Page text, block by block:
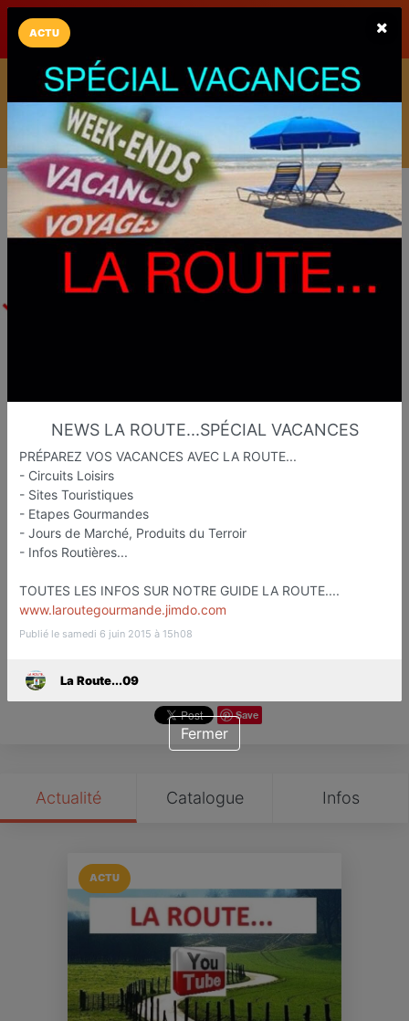
LaCarte Play Store
Installez l'App LaCarte
Téléchargez gratuitement l'app LaCarte pour suivre vos
commerces favoris et ne rien rater !
Télécharger Plus tard
La Route...09
Etapes Touristiqu et Gastronomiq
Foix
Favori Contacter
Save
Actualité Catalogue Infos
ACTU
ACTU
NEWS LA ROUTE...SPÉCIAL VACANCES
PRÉPAREZ VOS VACANCES AVEC LA ROUTE...
- Circuits Loisirs
- Sites Touristiques
- Etapes Gourmandes
- Jours de Marché, Produits du Terroir
- Infos Routières...
TOUTES LES INFOS SUR NOTRE GUIDE LA ROUTE....
www.laroutegourmande.jimdo.com
Publié le samedi 6 juin 2015 à 15h08
La Route...09
Fermer